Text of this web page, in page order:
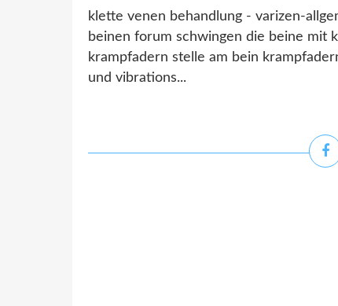
klette venen behandlung - varizen-
beinen forum schwingen die beine mit
krampfadern stelle am bein
und vibrations...